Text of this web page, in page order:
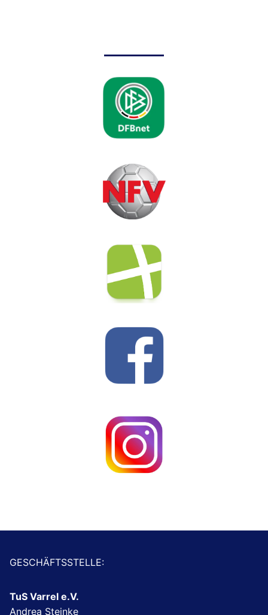
GESCHÄFTSSTELLE:
TuS Varrel e.V.
Andrea Steinke